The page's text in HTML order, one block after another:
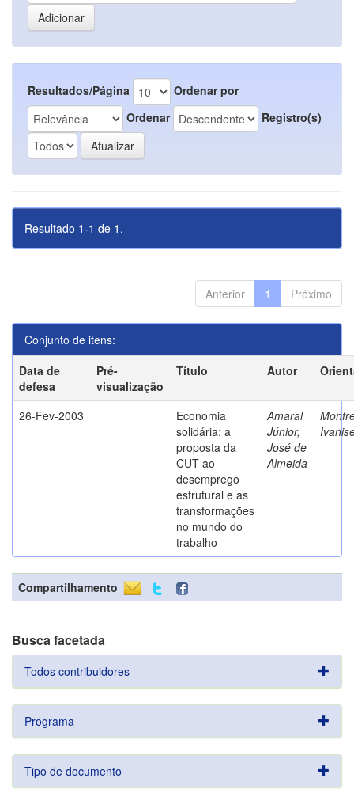
Resultados/Página
Ordenar por
Ordenar
Registro(s)
Resultado 1-1 de 1.
Anterior 1 Próximo
Conjunto de itens:
Data de
defesa
Pré-
visualização
Título Autor
26-Fev-2003
Economia
solidária: a
proposta da
CUT ao
desemprego
estrutural e as
transformações
no mundo do
trabalho
Amaral
Júnior,
José de
Almeida
Compartilhamento
Busca facetada
Todos contribuidores
Programa
Tipo de documento